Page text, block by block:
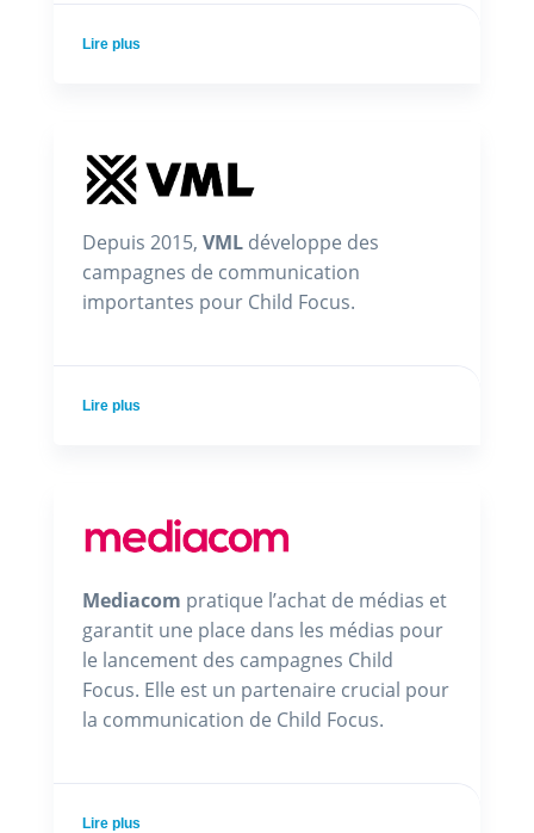
Lire plus
Depuis 2015, VML développe des
campagnes de communication
importantes pour Child Focus.
Lire plus
Mediacom pratique l’achat de médias et
garantit une place dans les médias pour
le lancement des campagnes Child
Focus. Elle est un partenaire crucial pour
la communication de Child Focus.
Lire plus